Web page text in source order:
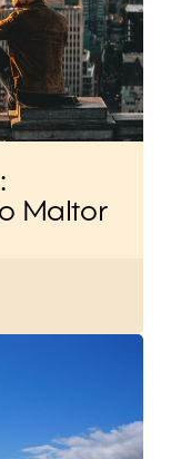
Maltor